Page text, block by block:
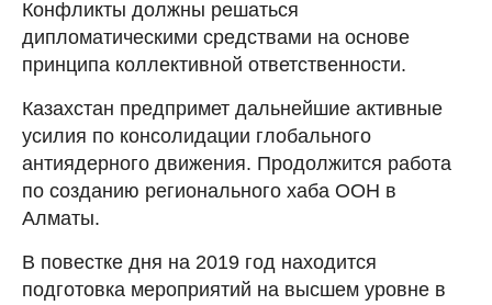
Конфликты должны решаться
дипломатическими средствами на основе
принципа коллективной ответственности.
Казахстан предпримет дальнейшие активные
усилия по консолидации глобального
антиядерного движения. Продолжится работа
по созданию регионального хаба ООН в
Алматы.
В повестке дня на 2019 год находится
подготовка мероприятий на высшем уровне в